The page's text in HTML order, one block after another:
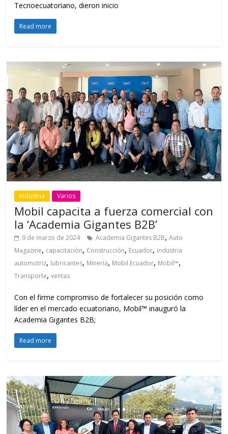
Tecnoecuatoriano, dieron inicio
Read more
Industria Varios
Mobil capacita a fuerza comercial con
la ‘Academia Gigantes B2B’
9 de marzo de 2024 Academia Gigantes B2B,Auto
Magazine, capacitación, Construcción, Ecuador, industria
automotriz, lubricantes, Minería, Mobil Ecuador, Mobil™,
Transporte,ventas
Con el firme compromiso de fortalecer su posición como
líder en el mercado ecuatoriano, Mobil™ inauguró la
Academia Gigantes B2B;
Read more